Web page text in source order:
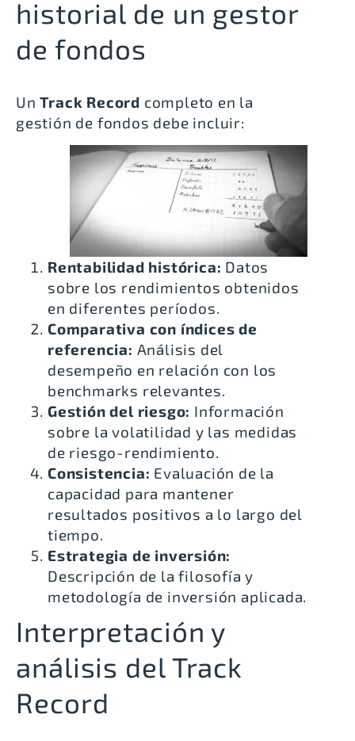
historial de un gestor
de fondos
UnTrack Record completo en la
gestión de fondos debe incluir:
Rentabilidad histórica: Datos
sobre los rendimientos obtenidos
en diferentes períodos.
Comparativa con índices de
referencia: Análisis del
desempeño en relación con los
benchmarks relevantes.
Gestión del riesgo: Información
sobre la volatilidad y las medidas
de riesgo-rendimiento.
Consistencia: Evaluación de la
capacidad para mantener
resultados positivos a lo largo del
tiempo.
Estrategia de inversión:
Descripción de la filosofía y
metodología de inversión aplicada.
Interpretación y
análisis del Track
Record